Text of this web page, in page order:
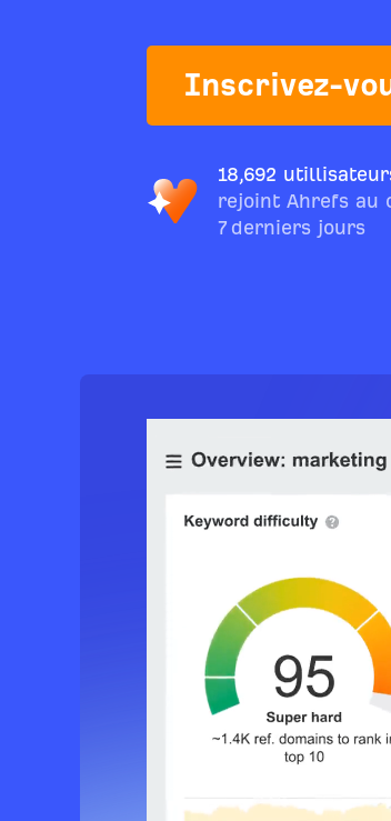
Inscrivez-
18,692
rejoint Ahrefs au
7 derniers jours